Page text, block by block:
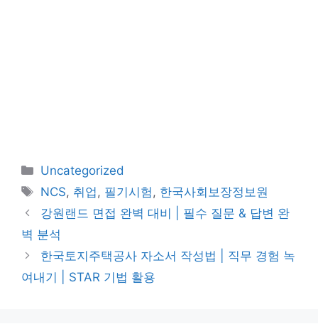
카
테
리
Uncategorized
태
그
NCS, 취업 , 필기시험 , 한국사회보장정보원
강원랜드 면접 완벽 대비 | 필수 질문 & 답변 완
벽 분석
한국토지주택공사 자소서 작성법 | 직무 경험 녹
여내기 | STAR 기법 활용